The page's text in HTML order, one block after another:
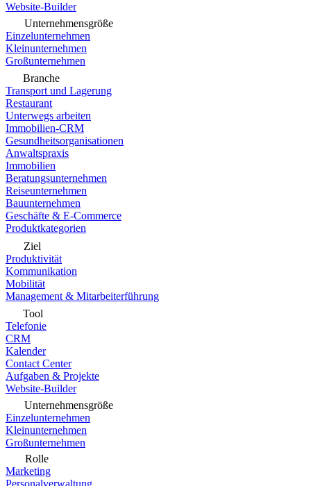
Website-Builder
Unternehmensgröße
Einzelunternehmen
Kleinunternehmen
Großunternehmen
Branche
Transport und Lagerung
Restaurant
Unterwegs arbeiten
Immobilien-CRM
Gesundheitsorganisationen
Anwaltspraxis
Immobilien
Beratungsunternehmen
Reiseunternehmen
Bauunternehmen
Geschäfte & E-Commerce
Produktkategorien
Ziel
Produktivität
Kommunikation
Mobilität
Management & Mitarbeiterführung
Tool
Telefonie
CRM
Kalender
Contact Center
Aufgaben & Projekte
Website-Builder
Unternehmensgröße
Einzelunternehmen
Kleinunternehmen
Großunternehmen
Rolle
Marketing
Personalverwaltung